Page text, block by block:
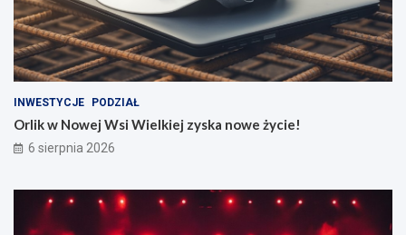
INWESTYCJE PODZIAŁ
Orlik w Nowej Wsi Wielkiej zyska nowe życie!
6 sierpnia 2026